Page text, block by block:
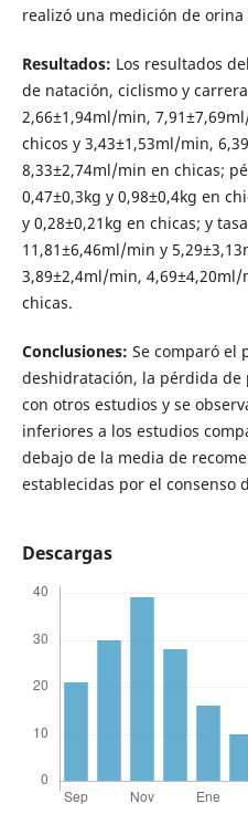
realizó una medición de
Resultados: Los resultados
de natación, ciclismo y
2,66±1,94ml/min,
chicos y 3,43±1,53ml/min,
8,33±2,74ml/min en chicas;
0,47±0,3kg y 0,98±0,4kg en
y 0,28±0,21kg en chicas; y
11,81±6,46ml/min y
3,89±2,4ml/min,
chicas.
Conclusiones: Se comparó el
deshidratación, la pérdida de
con otros estudios y se
inferiores a los estudios
debajo de la media de
establecidas por el consenso
Descargas